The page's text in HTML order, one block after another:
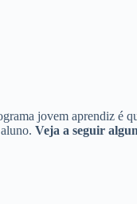
jovem aprendiz é
Veja a seguir